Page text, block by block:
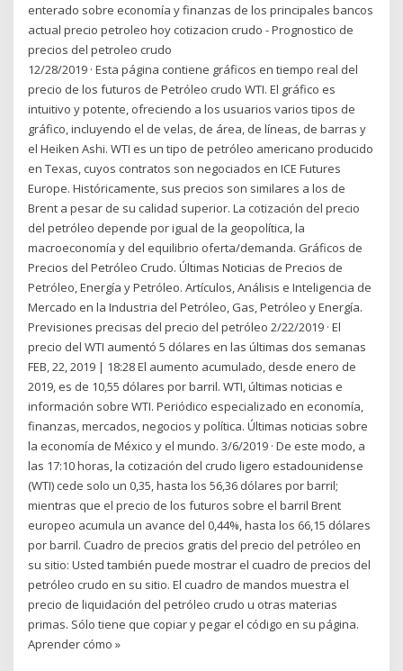
enterado sobre economía y finanzas de los principales bancos
actual precio petroleo hoy cotizacion crudo - Prognostico de
precios del petroleo crudo
12/28/2019 · Esta página contiene gráficos en tiempo real del
precio de los futuros de Petróleo crudo WTI. El gráfico es
intuitivo y potente, ofreciendo a los usuarios varios tipos de
gráfico, incluyendo el de velas, de área, de líneas, de barras y
el Heiken Ashi. WTI es un tipo de petróleo americano producido
en Texas, cuyos contratos son negociados en ICE Futures
Europe. Históricamente, sus precios son similares a los de
Brent a pesar de su calidad superior. La cotización del precio
del petróleo depende por igual de la geopolítica, la
macroeconomía y del equilibrio oferta/demanda. Gráficos de
Precios del Petróleo Crudo. Últimas Noticias de Precios de
Petróleo, Energía y Petróleo. Artículos, Análisis e Inteligencia de
Mercado en la Industria del Petróleo, Gas, Petróleo y Energía.
Previsiones precisas del precio del petróleo 2/22/2019 · El
precio del WTI aumentó 5 dólares en las últimas dos semanas
FEB, 22, 2019 | 18:28 El aumento acumulado, desde enero de
2019, es de 10,55 dólares por barril. WTI, últimas noticias e
información sobre WTI. Periódico especializado en economía,
finanzas, mercados, negocios y política. Últimas noticias sobre
la economía de México y el mundo. 3/6/2019 · De este modo, a
las 17:10 horas, la cotización del crudo ligero estadounidense
(WTI) cede solo un 0,35, hasta los 56,36 dólares por barril;
mientras que el precio de los futuros sobre el barril Brent
europeo acumula un avance del 0,44%, hasta los 66,15 dólares
por barril. Cuadro de precios gratis del precio del petróleo en
su sitio: Usted también puede mostrar el cuadro de precios del
petróleo crudo en su sitio. El cuadro de mandos muestra el
precio de liquidación del petróleo crudo u otras materias
primas. Sólo tiene que copiar y pegar el código en su página.
Aprender cómo »